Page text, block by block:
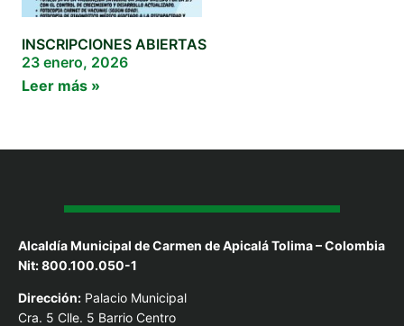
INSCRIPCIONES ABIERTAS
23 enero, 2026
Leer más »
Alcaldía Municipal de Carmen de Apicalá Tolima – Colombia
Nit: 800.100.050-1
Dirección: Palacio Municipal
Cra. 5 Clle. 5 Barrio Centro